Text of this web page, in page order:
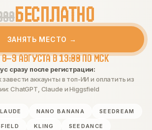
БЕСПЛАТНО
ЗАНЯТЬ МЕСТО →
8–9 АВГУСТА В 13:00 ПО МСК
сразу после регистрации:
завести аккаунты в топ-ИИ и оплатить из
ChatGPT, Claude и Higgsfield
NANO BANANA SEEDREAM
KLING SEEDANCE